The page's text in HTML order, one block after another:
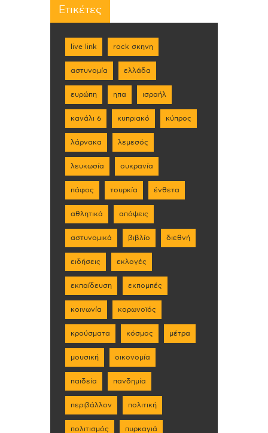
Ετικέτες
live link rock σκηνη
αστυνομία ελλάδα
ευρώπη ηπα ισραήλ
κανάλι 6 κυπριακό κύπρος
λάρνακα λεμεσός
λευκωσία ουκρανία
πάφος τουρκία ένθετα
αθλητικά απόψεις
αστυνομικά βιβλίο διεθνή
ειδήσεις εκλογές
εκπαίδευση εκπομπές
κοινωνία κορωνοϊός
κρούσματα κόσμος μέτρα
μουσική οικονομία
παιδεία πανδημία
περιβάλλον πολιτική
πολιτισμός πυρκαγιά